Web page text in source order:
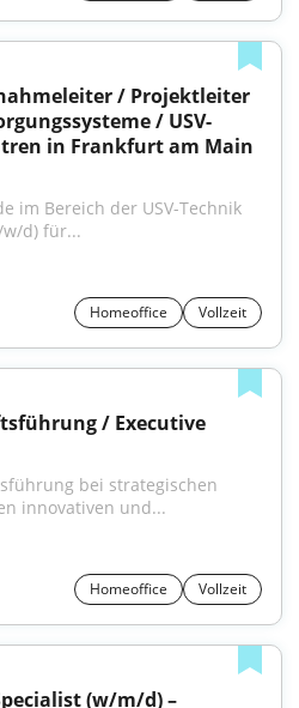
/ Projektleiter
/ USV-
in Frankfurt am Main
im Bereich der USV-Technik
d) für...
Homeoffice Vollzeit
/ Executive
bei strategischen
innovativen und...
Homeoffice Vollzeit
(w/m/d) –